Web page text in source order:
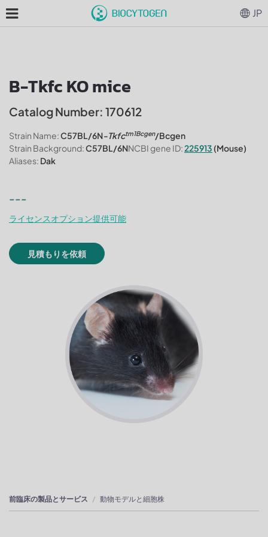
B-Tkfc KO mice
Catalog Number: 170612
Strain Name:C57BL/6N-Tkfctm1Bcgen/Bcgen
Strain Background:C57BL/6NNCBI gene ID:225913 (Mouse)
Aliases: Dak
---
ライセンスオプション提供可能
見積もりを依頼
前臨床の製品とサービス 動物モデルと細胞株
JP